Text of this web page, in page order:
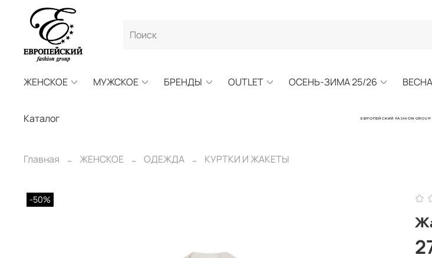
ЖЕНСКОЕ МУЖСКОЕ БРЕНДЫ OUTLET ОСЕНЬ-ЗИМА 25/26
ЕВРОПЕЙСКИЙ FASHION GROUP
Каталог
Главная ЖЕНСКОЕ ОДЕЖДА КУРТКИ И ЖАКЕТЫ
-50%